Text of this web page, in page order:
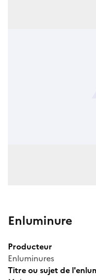
Enluminure
Producteur
Enluminures
Titre ou sujet de